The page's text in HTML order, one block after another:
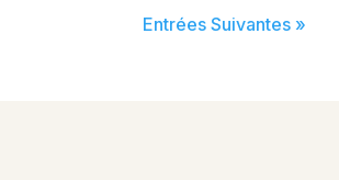
Entrées Suivantes »